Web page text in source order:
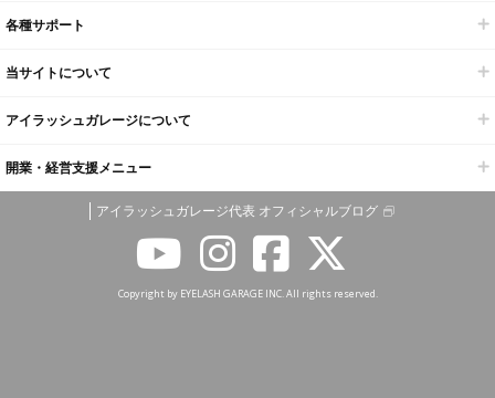
各種サポート
当サイトについて
アイラッシュガレージについて
開業・経営支援メニュー
アイラッシュガレージ代表 オフィシャルブログ
Copyright by EYELASH GARAGE INC. All rights reserved.